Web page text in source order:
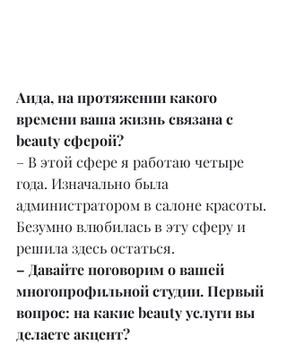
Аида, на протяжении какого
времени ваша жизнь связана с
beauty сферой?
– В этой сфере я работаю четыре
года. Изначально была
администратором в салоне красоты.
Безумно влюбилась в эту сферу и
решила здесь остаться.
– Давайте поговорим о вашей
многопрофильной студии. Первый
вопрос: на какие beauty услуги вы
делаете акцент?